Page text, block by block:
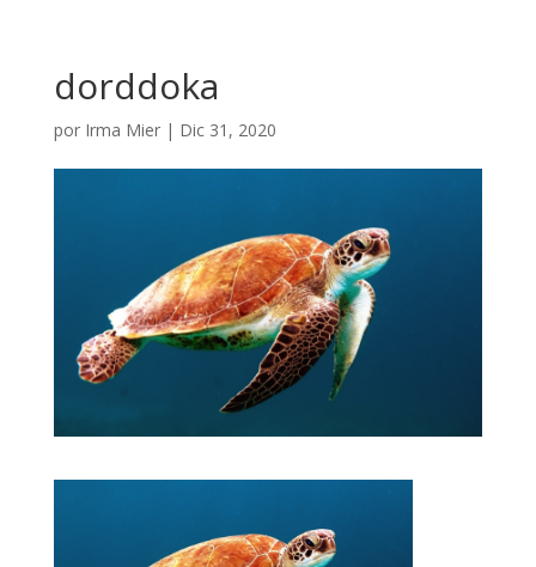
dorddoka
por Irma Mier| Dic 31, 2020